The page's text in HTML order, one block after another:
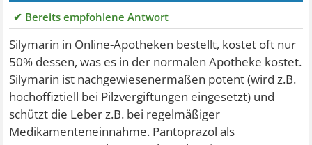
✔ Bereits empfohlene Antwort
Silymarin in Online-Apotheken bestellt, kostet oft nur
50% dessen, was es in der normalen Apotheke kostet.
Silymarin ist nachgewiesenermaßen potent (wird z.B.
hochoffiztiell bei Pilzvergiftungen eingesetzt) und
schützt die Leber z.B. bei regelmäßiger
Medikamenteneinnahme. Pantoprazol als